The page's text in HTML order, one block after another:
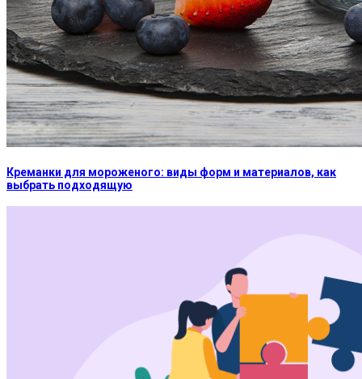
Креманки для мороженого: виды форм и материалов, как
выбрать подходящую